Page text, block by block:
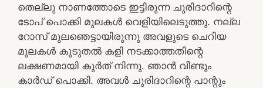
തെല്ലു നാണത്തോടെ ഇട്ടിരുന്ന ചുരിദാറിന്റെ
ടോപ് പൊക്കി മുലകൾ വെളിയിലെടുത്തു. നല്ല
റോസ് മുലഞെട്ടായിരുന്നു അവളുടെ ചെറിയ
മുലകൾ കൂടുതൽ കളി നടക്കാത്തതിന്റെ
ലക്ഷണമായി കുർത് നിന്നു. ഞാൻ വീണ്ടും
കാർഡ് പൊക്കി. അവൾ ചുരിദാറിന്റെ പാന്റും